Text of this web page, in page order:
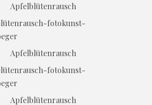
Apfelblütenrausch
Apfelblütenrausch
Apfelblütenrausch